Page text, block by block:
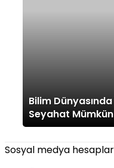
Bilim
Seyahat
Sosyal medya